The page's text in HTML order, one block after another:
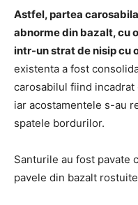
Astfel, partea
abnorme din bazalt, cu
intr-un strat de nisip cu
existenta a fost
carosabilul fiind
iar acostamentele s-au
spatele bordurilor.
Santurile au fost pavate
pavele din bazalt